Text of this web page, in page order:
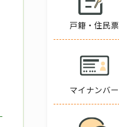
戸籍・住民票
マイナンバー